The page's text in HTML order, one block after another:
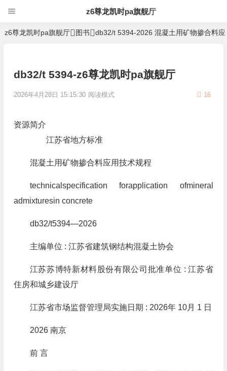
z6尊龙凯时pa旗舰厅
z6尊龙凯时pa旗舰厅 图书 db32/t 5394-2026 混凝土用矿物掺合料
db32/t 5394-z6尊龙凯时pa旗舰厅
2026年4月28日 15:15:30 16
阅读模式
资源简介
江苏省地方标准
混凝土用矿物掺合料应用技术规程
technicalspecification forapplication ofmineral
admixturesin concrete
db32/t5394—2026
主编单位 : 江苏省建筑钢结构混凝土协会
江苏苏博特新材料股份有限公司批准单位 : 江苏省
住房和城乡建设厅
江苏省市场监督管理局实施日期 : 2026年 10月 1 日
2026 南京
前 言